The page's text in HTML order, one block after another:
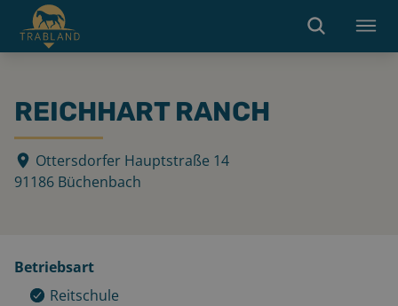
REICHHART RANCH
Ottersdorfer Hauptstraße 14
91186 Büchenbach
Betriebsart
Reitschule